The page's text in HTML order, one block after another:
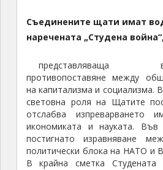
Съединените щати имат
наречената „Студена война“,
представляваща
противопоставяне между
на капитализма и социализма.
световна роля на Щатите
отслабва
икономиката и науката.
постигнато изравняване
политически блока на НАТО и
В крайна сметка